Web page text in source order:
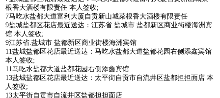
根香大酒楼有限责任 本人签收;
7马吃水盐都大道富利大厦自贡新山城菜根香大酒楼有限责任
9盐城盐都区花店最近送达：江苏省.盐城市 盐都新区商业街楼海洲宾
馆 本人签收;
9江苏省.盐城市 盐都新区商业街楼海洲宾馆
11盐城盐都区花店最近送达：马吃水盐都大道盐都花园右侧添鑫宾馆
本人签收;
11马吃水盐都大道盐都花园右侧添鑫宾馆
13盐城盐都区花店最近送达：太平街自贡市自流井区盐都担担面店 本
人签收;
13太平街自贡市自流井区盐都担担面店